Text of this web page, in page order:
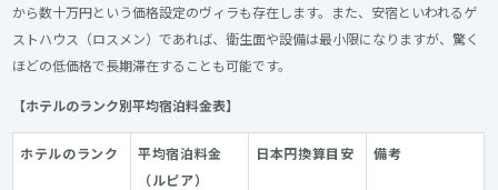
から数十万円という価格設定のヴィラも存在します。また、安宿といわれるゲ
ストハウス（ロスメン）であれば、衛生面や設備は最小限になりますが、驚く
ほどの低価格で長期滞在することも可能です。
【ホテルのランク別平均宿泊料金表】
ホテルのランク
平均宿泊料金
（ルピア）
日本円換算目安 備考